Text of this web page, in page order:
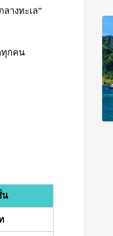
างทะเล”
ทุกคน
น